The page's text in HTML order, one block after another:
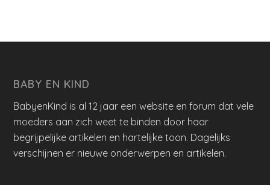
BABY EN KIND
BabyenKind is al 12 jaar een website en forum dat vele
moeders aan zich weet te binden door haar
begrijpelijke artikelen en hartelijke toon. Dagelijks
verschijnen er nieuwe onderwerpen en artikelen.